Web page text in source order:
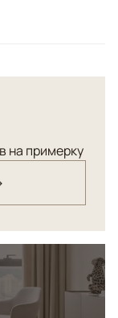
высшей
на примерку